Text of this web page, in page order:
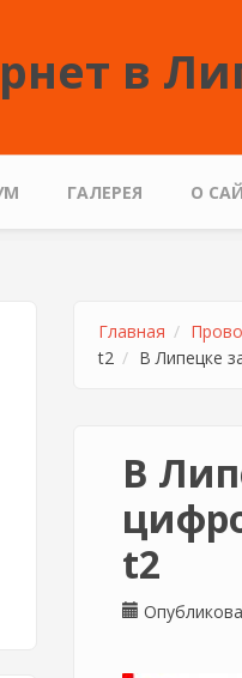
в
ГАЛЕРЕЯ О
Главная
t2
В Липецке
В
t2